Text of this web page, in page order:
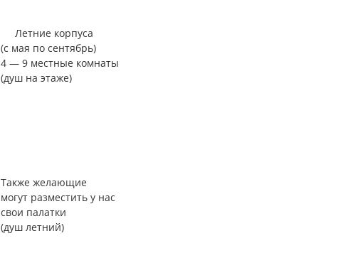
Летние корпуса
(с мая по сентябрь)
4 — 9 местные комнаты
(душ на этаже)
Также желающие
могут разместить у нас
свои палатки
(душ летний)